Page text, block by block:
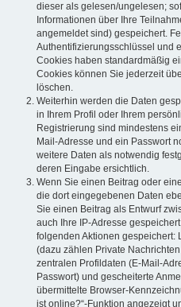
dieser als gelesen/ungelesen;
Informationen über Ihre
angemeldet sind) gespeichert.
Authentifizierungsschlüssel und
Cookies haben standardmäßig
Cookies können Sie jederzeit
löschen.
Weiterhin werden die Daten
in Ihrem Profil oder Ihrem
Registrierung sind mindestens
Mail-Adresse und ein Passwort
weitere Daten als notwendig
deren Eingabe ersichtlich.
Wenn Sie einen Beitrag oder
die dort eingegebenen Daten
Sie einen Beitrag als Entwurf
auch Ihre IP-Adresse
folgenden Aktionen gespeichert:
(dazu zählen Private
zentralen Profildaten (E-Mail-
Passwort) und gescheiterte
übermittelte Browser-
ist online?“-Funktion angezeigt